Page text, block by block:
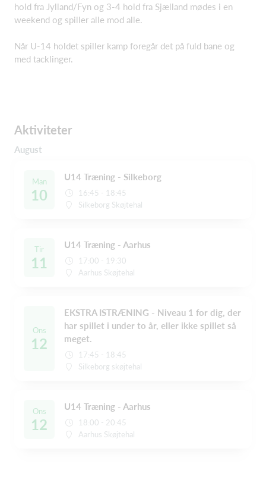
hold fra Jylland/Fyn og 3-4 hold fra Sjælland mødes i en
weekend og spiller alle mod alle.
Når U-14 holdet spiller kamp foregår det på fuld bane og
med tacklinger.
Aktiviteter
August
Man
10
U14 Træning - Silkeborg
16:45 - 18:45
Silkeborg Skøjtehal
Tir
11
U14 Træning - Aarhus
17:00 - 19:30
Aarhus Skøjtehal
Ons
12
EKSTRA ISTRÆNING - Niveau 1 for dig, der
har spillet i under to år, eller ikke spillet så
meget.
17:45 - 18:45
Silkeborg skøjtehal
Ons
12
U14 Træning - Aarhus
18:00 - 20:45
Aarhus Skøjtehal